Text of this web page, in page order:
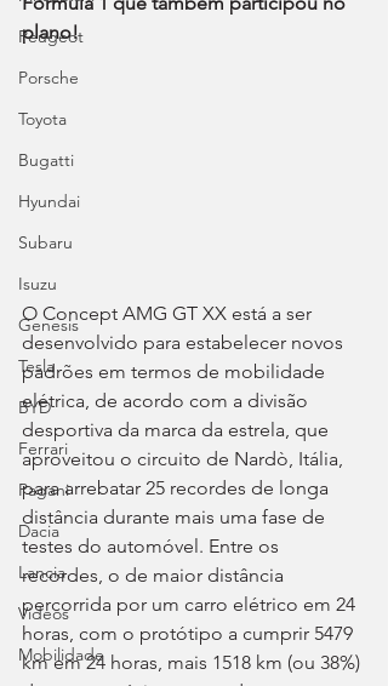
Peugeot
Porsche
Toyota
Bugatti
Hyundai
Subaru
Isuzu
Genesis
Tesla
BYD
Ferrari
Pagani
Dacia
Lancia
Videos
Mobilidade
plano!
O Concept AMG GT XX está a ser
desenvolvido para estabelecer novos
padrões em termos de mobilidade
elétrica, de acordo com a divisão
desportiva da marca da estrela, que
aproveitou o circuito de Nardò, Itália,
para arrebatar 25 recordes de longa
distância durante mais uma fase de
testes do automóvel. Entre os
recordes, o de maior distância
percorrida por um carro elétrico em 24
horas, com o protótipo a cumprir 5479
km em 24 horas, mais 1518 km (ou 38%)